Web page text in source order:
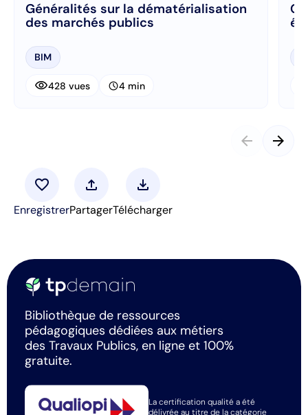
Généralités sur la dématérialisation
des marchés publics
BIM
visibility428 vues schedule4 min
arrow_back arrow_forward
favorite
Enregistrer
upload
Partager
download
Télécharger
Bibliothèque de ressources
pédagogiques dédiées aux métiers
des Travaux Publics, en ligne et 100%
gratuite.
La certification qualité a été
délivrée au titre de la catégorie